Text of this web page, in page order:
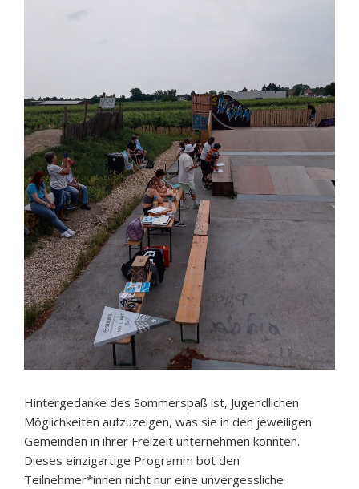
Hintergedanke des Sommerspaß ist, Jugendlichen
Möglichkeiten aufzuzeigen, was sie in den jeweiligen
Gemeinden in ihrer Freizeit unternehmen könnten.
Dieses einzigartige Programm bot den
Teilnehmer*innen nicht nur eine unvergessliche